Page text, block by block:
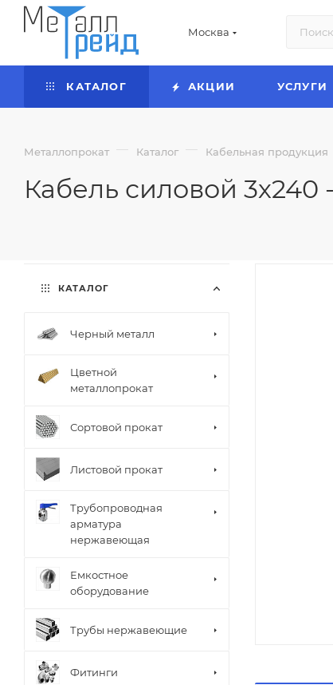
Москва
КАТАЛОГ АКЦИИ УСЛУГИ
Металлопрокат — Каталог — Кабельная продукция
Кабель силовой 3х240
КАТАЛОГ
Черный металл
Цветной
металлопрокат
Сортовой прокат
Листовой прокат
Трубопроводная
арматура
нержавеющая
Емкостное
оборудование
Трубы нержавеющие
Фитинги